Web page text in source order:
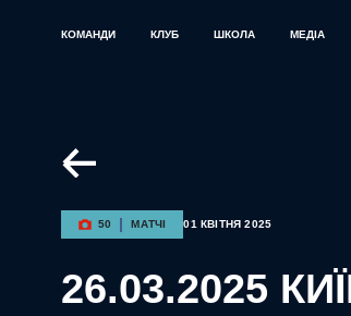
КОМАНДИ КЛУБ ШКОЛА МЕДІА
50 МАТЧІ 01 КВІТНЯ 2025
26.03.2025